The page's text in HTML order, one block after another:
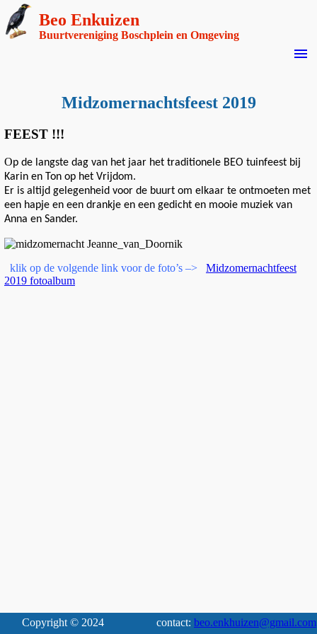
Beo Enkuizen
Buurtvereniging Boschplein en Omgeving
menu
Midzomernachtsfeest 2019
FEEST !!!
Op de langste dag van het jaar het traditionele BEO tuinfeest bij
Karin en Ton op het Vrijdom.
Er is altijd gelegenheid voor de buurt om elkaar te ontmoeten met
een hapje en een drankje en een gedicht en mooie muziek van
Anna en Sander.
klik op de volgende link voor de foto’s –> Midzomernachtfeest
2019 fotoalbum
Copyright © 2024 contact: beo.enkhuizen@gmail.com